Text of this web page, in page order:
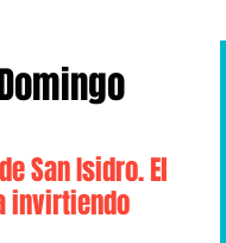
San Isidro. El
invirtiendo